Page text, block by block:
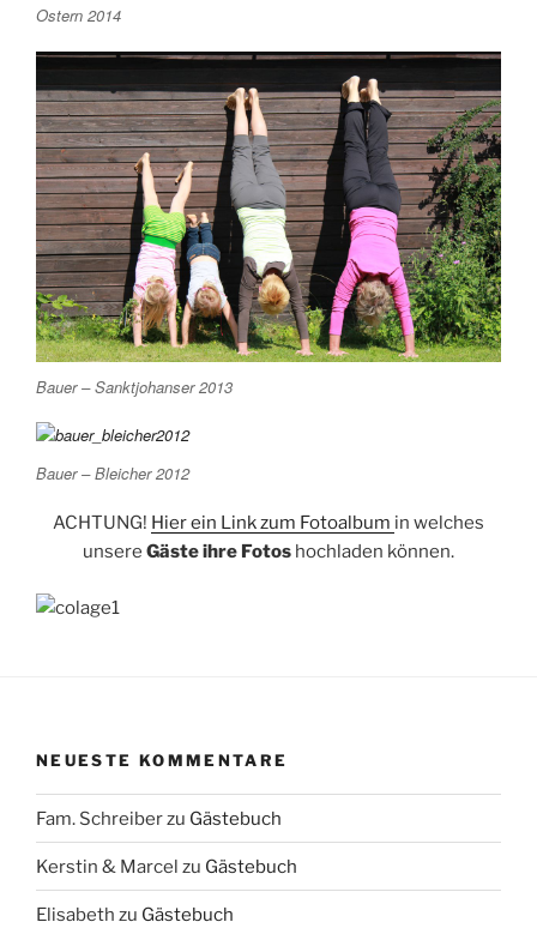
Ostern 2014
Bauer – Sanktjohanser 2013
Bauer – Bleicher 2012
ACHTUNG! Hier ein Link zum Fotoalbum in welches
unsere Gäste ihre Fotos hochladen können.
NEUESTE KOMMENTARE
Fam. Schreiberzu Gästebuch
Kerstin & Marcel zu Gästebuch
Elisabeth zu Gästebuch